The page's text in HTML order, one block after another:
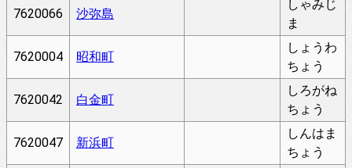
7620066 沙弥島
しゃみじ
ま
7620004 昭和町
しょうわ
ちょう
7620042 白金町
しろがね
ちょう
7620047 新浜町
しんはま
ちょう